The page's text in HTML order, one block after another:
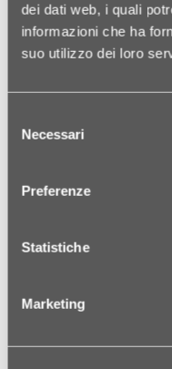
dei dati web, i quali
informazioni che ha
suo utilizzo dei loro
delNecessari
Preferenze
Statistiche
Marketing
Codice:
MODA
€ 7,49
MODA